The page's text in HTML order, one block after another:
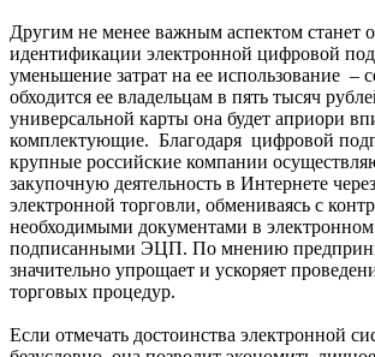
Другим не менее важным аспектом станет
идентификации электронной цифровой
уменьшение затрат на ее использование –
обходится ее владельцам в пять тысяч
универсальной карты она будет априори
комплектующие. Благодаря цифровой
крупные российские компании
закупочную деятельность в Интернете
электронной торговли, обмениваясь с
необходимыми документами в
подписанными ЭЦП. По мнению
значительно упрощает и ускоряет
торговых процедур.
Если отмечать достоинства электронной